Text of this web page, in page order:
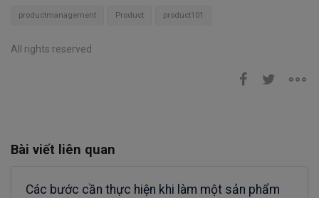
productmanagement Product product101
All rights reserved
Bài viết liên quan
Các bước cần thực hiện khi làm một sản phẩm